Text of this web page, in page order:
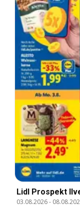
Lidl Prospekt
03.08.2026-